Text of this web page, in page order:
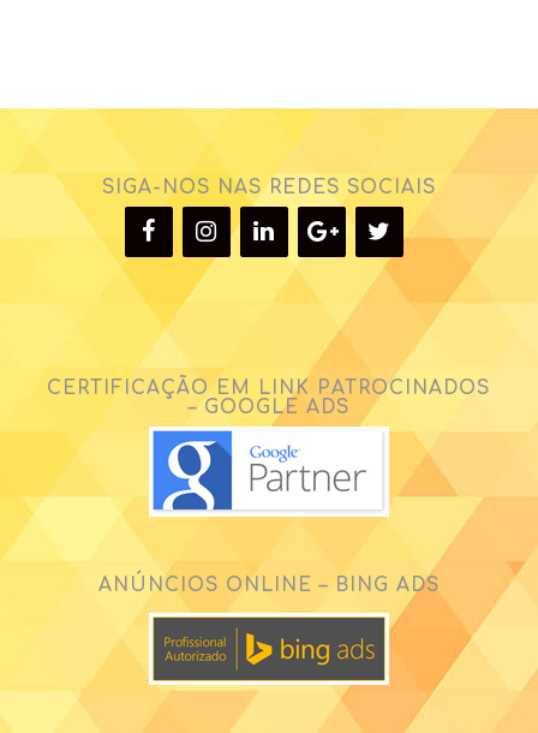
SIGA-NOS NAS REDES SOCIAIS
CERTIFICAÇÃO EM LINK PATROCINADOS
– GOOGLE ADS
ANÚNCIOS ONLINE – BING ADS